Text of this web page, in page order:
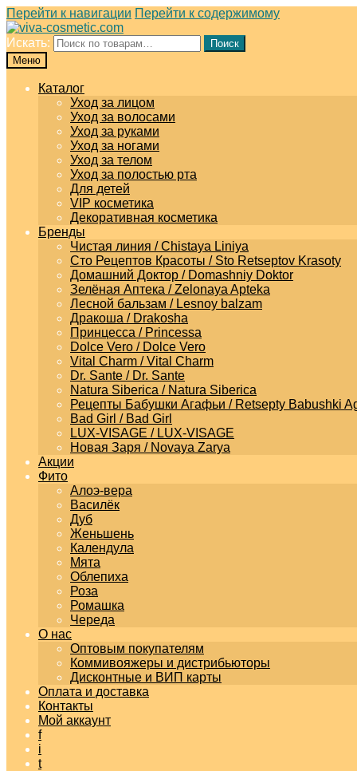
Перейти к навигации Перейти к содержимому
Искать:
Поиск
Меню
Каталог
Уход за лицом
Уход за волосами
Уход за руками
Уход за ногами
Уход за телом
Уход за полостью рта
Для детей
VIP косметика
Декоративная косметика
Бренды
Чистая линия / Chistaya Liniya
Сто Рецептов Красоты / Sto Retseptov Krasoty
Домашний Доктор / Domashniy Doktor
Зелёная Аптека / Zelonaya Apteka
Лесной бальзам / Lesnoy balzam
Дракоша / Drakosha
Принцесса / Princessa
Dolce Vero / Dolce Vero
Vital Charm / Vital Charm
Dr. Sante / Dr. Sante
Natura Siberica / Natura Siberica
Рецепты Бабушки Агафьи / Retsepty Babushki
Bad Girl / Bad Girl
LUX-VISAGE / LUX-VISAGE
Новая Заря / Novaya Zarya
Акции
Фито
Алоэ-вера
Василёк
Дуб
Женьшень
Календула
Мята
Облепиха
Роза
Ромашка
Череда
О нас
Оптовым покупателям
Коммивояжеры и дистрибьюторы
Дисконтные и ВИП карты
Оплата и доставка
Контакты
Мой аккаунт
f
i
t